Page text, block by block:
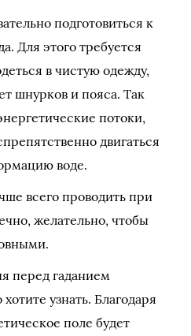
подготовиться к
Для этого требуется
в чистую одежду,
шнурков и пояса. Так
потоки,
двигаться
воде.
всего проводить при
желательно, чтобы
перед гаданием
узнать. Благодаря
поле будет